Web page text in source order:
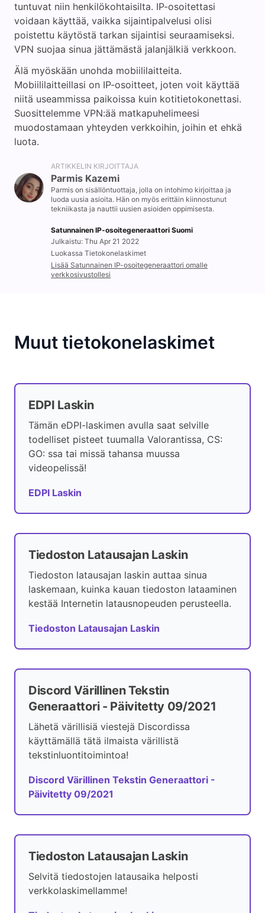
tuntuvat niin henkilökohtaisilta. IP-osoitettasi
voidaan käyttää, vaikka sijaintipalvelusi olisi
poistettu käytöstä tarkan sijaintisi seuraamiseksi.
VPN suojaa sinua jättämästä jalanjälkiä verkkoon.
Älä myöskään unohda mobiililaitteita.
Mobiililaitteillasi on IP-osoitteet, joten voit käyttää
niitä useammissa paikoissa kuin kotitietokonettasi.
Suosittelemme VPN:ää matkapuhelimeesi
muodostamaan yhteyden verkkoihin, joihin et ehkä
luota.
ARTIKKELIN KIRJOITTAJA
Parmis Kazemi
Parmis on sisällöntuottaja, jolla on intohimo kirjoittaa ja
luoda uusia asioita. Hän on myös erittäin kiinnostunut
tekniikasta ja nauttii uusien asioiden oppimisesta.
Satunnainen IP-osoitegeneraattori Suomi
Julkaistu: Thu Apr 21 2022
Luokassa Tietokonelaskimet
Lisää Satunnainen IP-osoitegeneraattori omalle
verkkosivustollesi
Muut tietokonelaskimet
EDPI Laskin
Tämän eDPI-laskimen avulla saat selville
todelliset pisteet tuumalla Valorantissa, CS:
GO: ssa tai missä tahansa muussa
videopelissä!
EDPI Laskin
Tiedoston Latausajan Laskin
Tiedoston latausajan laskin auttaa sinua
laskemaan, kuinka kauan tiedoston lataaminen
kestää Internetin latausnopeuden perusteella.
Tiedoston Latausajan Laskin
Discord Värillinen Tekstin
Generaattori - Päivitetty 09/2021
Lähetä värillisiä viestejä Discordissa
käyttämällä tätä ilmaista värillistä
tekstinluontitoimintoa!
Discord Värillinen Tekstin Generaattori -
Päivitetty 09/2021
Tiedoston Latausajan Laskin
Selvitä tiedostojen latausaika helposti
verkkolaskimellamme!